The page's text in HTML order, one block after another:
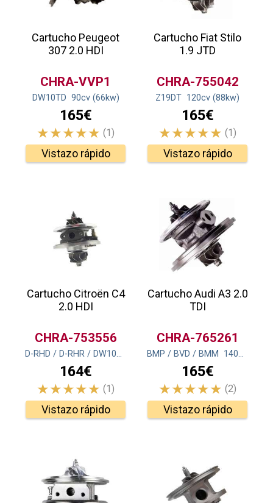
Cartucho Peugeot
307 2.0 HDI
CHRA-VVP1
DW10TD 90cv (66kw)
165€
(1)
Vistazo rápido
Cartucho Fiat Stilo
1.9 JTD
CHRA-755042
Z19DT 120cv (88kw)
165€
(1)
Vistazo rápido
Cartucho Citroën C4
2.0 HDI
CHRA-753556
D-RHD / D-RHR / DW10BTED4 136cv (100 kw)
164€
(1)
Vistazo rápido
Cartucho Audi A3 2.0
TDI
CHRA-765261
BMP / BVD / BMM 140cv
165€
(2)
Vistazo rápido